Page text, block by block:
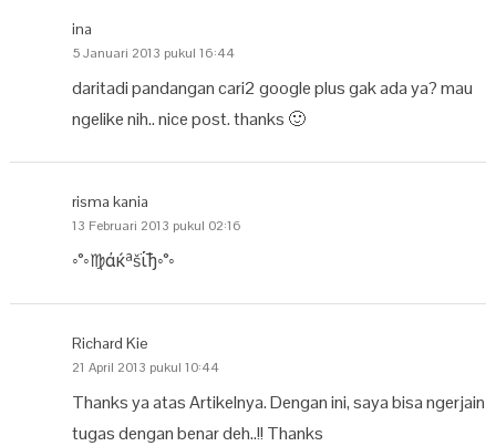
ina
5 Januari 2013 pukul 16:44
daritadi pandangan cari2 google plus gak ada ya? mau
ngelike nih.. nice post. thanks 🙂
risma kania
13 Februari 2013 pukul 02:16
◦°◦♍άќªšΐђ◦°◦
Richard Kie
21 April 2013 pukul 10:44
Thanks ya atas Artikelnya. Dengan ini, saya bisa ngerjain
tugas dengan benar deh..!! Thanks